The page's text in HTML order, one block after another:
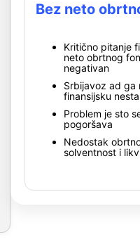
Bez neto
Kritično pitanje
neto obrtnog
negativan
Srbijavoz ad ga
finansijsku
Problem je sto
pogoršava
Nedostak
solventnost i